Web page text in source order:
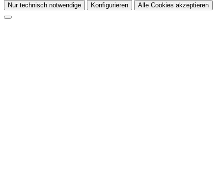
Nur technisch notwendige Konfigurieren Alle Cookies akzeptieren